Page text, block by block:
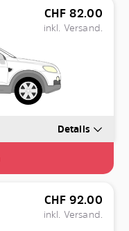
CHF 82.00
inkl. Versand.
Details
CHF 92.00
inkl. Versand.